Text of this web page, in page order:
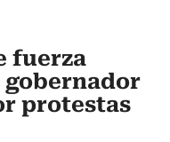
fuerza
gobernador
protestas